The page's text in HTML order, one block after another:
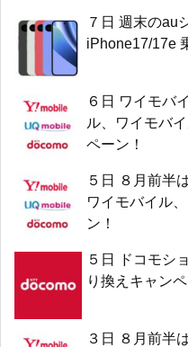
７日 週末のau
iPhone17/17e
６日 ワイモバ
ル、ワイモバ
ペーン！
５日 ８月前半
ワイモバイル
ン！
５日 ドコモシ
り換えキャン
３日 ８月前半